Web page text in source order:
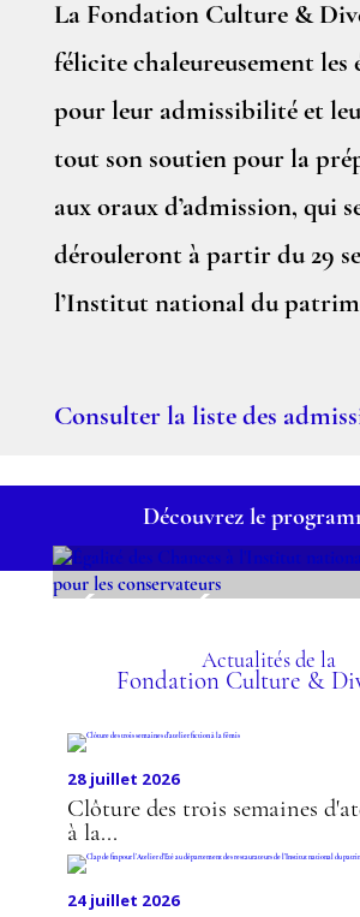
La Fondation Culture &
félicite chaleureusement les
pour leur admissibilité et
tout son soutien pour la
aux oraux d’admission, qui
dérouleront à partir du 29
l’Institut national du
Consulter la liste des
Découvrez le
ÉGALITÉ DES
L'INSTITUT
PATRIMOINE
CONSERVATEURS
Actualités de la
Fondation Culture &
28 juillet 2026
Clôture des trois semaines
à la...
24 juillet 2026